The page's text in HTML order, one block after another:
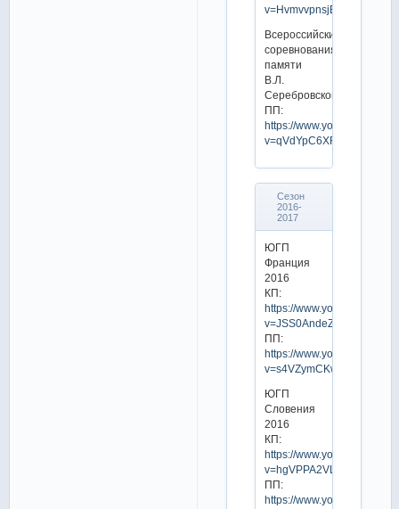
v=HvmvvpnsjEU
Всероссийские
соревнования
памяти
В.Л.
Серебровского
ПП:
https://www.youtube.com/
v=qVdYpC6XFqs
Сезон
2016-
2017
ЮГП
Франция
2016
КП:
https://www.youtube.com/
v=JSS0AndeZF0
ПП:
https://www.youtube.com/
v=s4VZymCKwhg
ЮГП
Словения
2016
КП:
https://www.youtube.com/
v=hgVPPA2VLvw
ПП:
https://www.youtube.com/